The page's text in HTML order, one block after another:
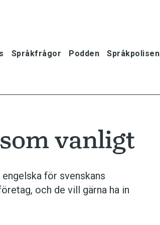
Språkfrågor Podden Språkpolisen
vanligt
för svenskans
och de vill gärna ha in